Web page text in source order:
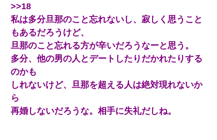
>>18
私は多分旦那のこと忘れないし、寂しく思うこと
もあるだろうけど、
旦那のこと忘れる方が辛いだろうなーと思う。
多分、他の男の人とデートしたりだかれたりする
のかも
しれないけど、旦那を超える人は絶対現れないか
ら
再婚しないだろうな。相手に失礼だしね。